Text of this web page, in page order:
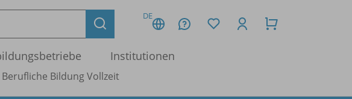
DE
Institutionen
Berufliche Bildung Vollzeit